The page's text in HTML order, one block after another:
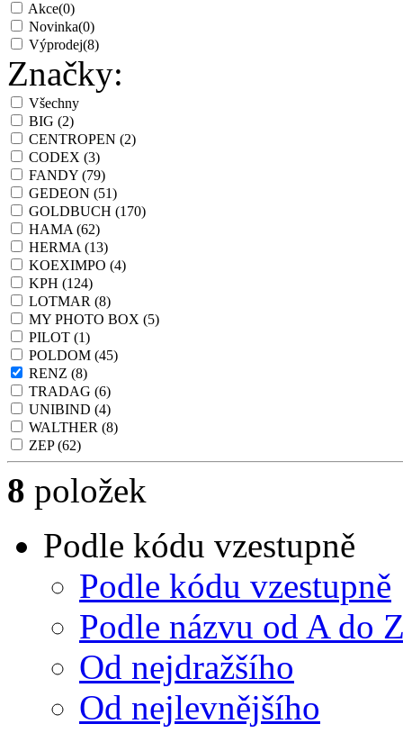
Akce(0)
Novinka(0)
Výprodej(8)
Značky:
Všechny
BIG (2)
CENTROPEN (2)
CODEX (3)
FANDY (79)
GEDEON (51)
GOLDBUCH (170)
HAMA(62)
HERMA(13)
KOEXIMPO (4)
KPH (124)
LOTMAR (8)
MY PHOTO BOX (5)
PILOT (1)
POLDOM (45)
RENZ (8)
TRADAG (6)
UNIBIND (4)
WALTHER (8)
ZEP(62)
8 položek
Podle kódu vzestupně
Podle kódu vzestupně
Podle názvu od A do
Od nejdražšího
Od nejlevnějšího